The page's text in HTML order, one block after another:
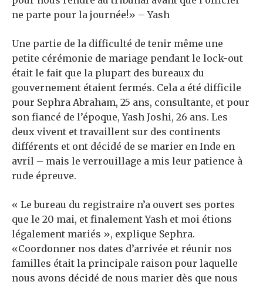
ne parte pour la journée!» – Yash
Une partie de la difficulté de tenir même une
petite cérémonie de mariage pendant le lock-out
était le fait que la plupart des bureaux du
gouvernement étaient fermés. Cela a été difficile
pour Sephra Abraham, 25 ans, consultante, et pour
son fiancé de l’époque, Yash Joshi, 26 ans. Les
deux vivent et travaillent sur des continents
différents et ont décidé de se marier en Inde en
avril – mais le verrouillage a mis leur patience à
rude épreuve.
« Le bureau du registraire n’a ouvert ses portes
que le 20 mai, et finalement Yash et moi étions
légalement mariés », explique Sephra.
«Coordonner nos dates d’arrivée et réunir nos
familles était la principale raison pour laquelle
nous avons décidé de nous marier dès que nous